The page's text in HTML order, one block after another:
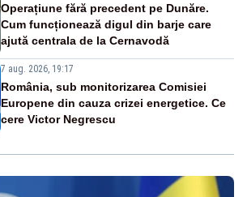
Operațiune fără precedent pe Dunăre.
Cum funcționează digul din barje care
ajută centrala de la Cernavodă
7 aug. 2026, 19:17
România, sub monitorizarea Comisiei
Europene din cauza crizei energetice. Ce
cere Victor Negrescu